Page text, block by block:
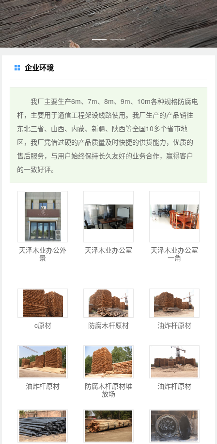
企业环境
我厂主要生产6m、7m、8m、9m、10m各种规格防腐电
杆，主要用于通信工程架设线路使用。我厂生产的产品销往
东北三省、山西、内蒙、新疆、陕西等全国10多个省市地
区，我厂凭借过硬的产品质量及时快捷的供货能力，优质的
售后服务，与用户始终保持长久友好的业务合作，赢得客户
的一致好评。
天泽木业办公外
景
天泽木业办公室
天泽木业办公室
一角
c原材 防腐木杆原材 油炸杆原材
油炸杆原材
防腐木杆原材堆
放场
油炸杆原材